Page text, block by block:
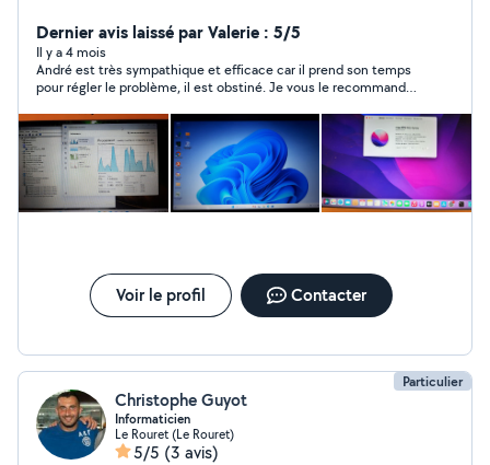
transfert de cassette vhs ,8mm ou mini dv sur
disque.Mes anciens clients Thales,Banque de france.
Dernier avis laissé par Valerie : 5/5
Il y a 4 mois
André est très sympathique et efficace car il prend son temps
pour régler le problème, il est obstiné. Je vous le recommande
Voir le profil Contacter
Particulier
Christophe Guyot
Informaticien
Le Rouret (Le Rouret)
5/5 (3 avis)